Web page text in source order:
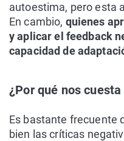
autoestima, pero esta
En cambio, quienes
y aplicar el feedback
capacidad de
¿Por qué nos
Es bastante frecuente
bien las críticas